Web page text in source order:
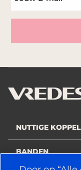
NUTTIGE
BANDEN